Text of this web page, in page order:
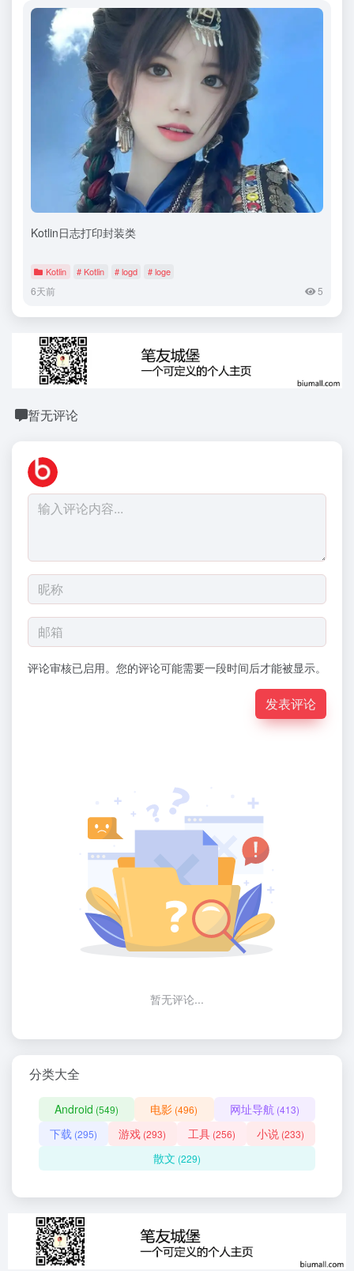
Kotlin日志打印封装类
Kotlin # Kotlin # logd # loge
6天前 5
暂无评论
评论审核已启用。您的评论可能需要一段时间后才能被显示。
发表评论
暂无评论...
分类大全
Android (549) 电影 (496) 网址导航 (413)
下载 (295) 游戏 (293) 工具(256) 小说 (233)
散文 (229)